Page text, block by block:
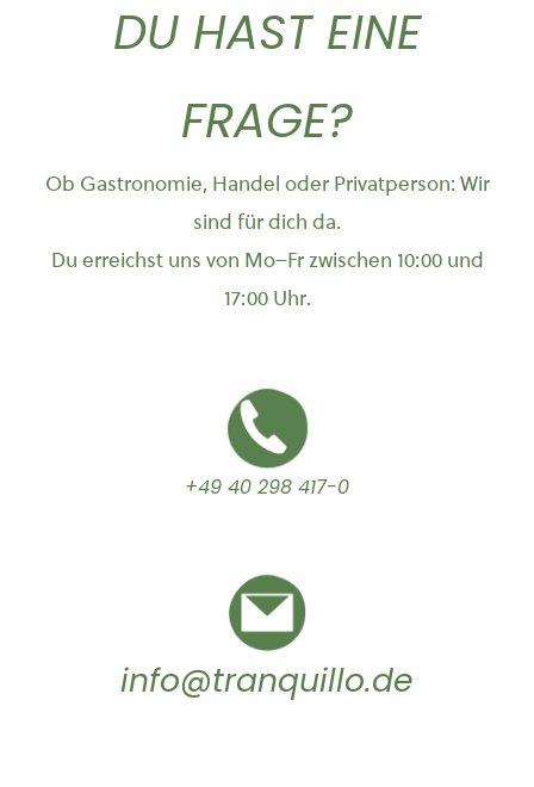
DU HAST EINE
FRAGE?
Ob Gastronomie, Handel oder Privatperson: Wir
sind für dich da.
Du erreichst uns von Mo–Fr zwischen 10:00 und
17:00 Uhr.
+49 40 298 417-0
info@tranquillo.de